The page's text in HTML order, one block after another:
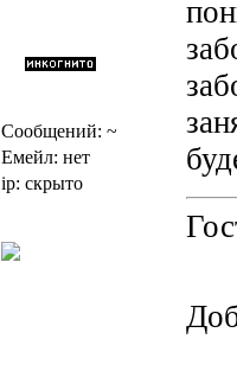
Сообщений: ~
Емейл: нет
ip: скрыто